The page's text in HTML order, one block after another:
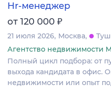
Hr-менеджер
от 120 000 ₽
21 июля 2026 Москва
Агентство
Полный цикл подбора: от
выхода кандидата в офис.
недвижимости или опыт